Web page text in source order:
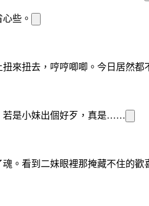
些。
來扭去，哼哼唧唧。今日 居然都
若是小妹出個好歹， 真是……
。看到二妹眼裡那掩藏不住的歡